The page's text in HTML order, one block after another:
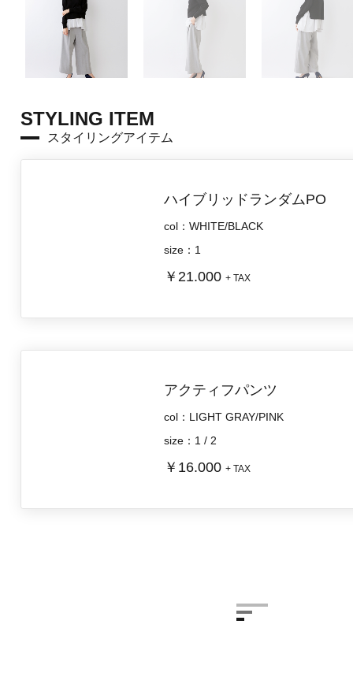
STYLING ITEM
スタイリングアイテム
ハイブリッドランダムPO
col：WHITE/BLACK
size：1
￥21.000+ TAX
アクティフパンツ
col：LIGHT GRAY/PINK
size：1 / 2
￥16.000+ TAX